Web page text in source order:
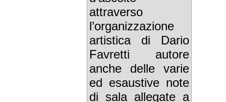
attraverso
l’organizzazione
artistica di Dario
Favretti autore
anche delle varie
ed esaustive note
di sala allegate a